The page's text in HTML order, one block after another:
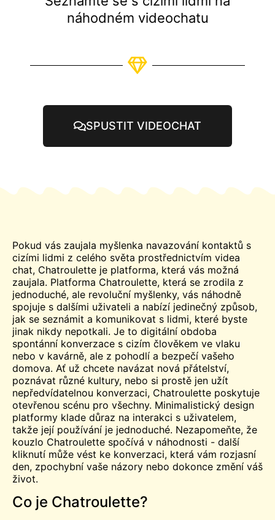
náhodném videochatu
SPUSTIT VIDEOCHAT
Pokud vás zaujala myšlenka navazování kontaktů s
cizími lidmi z celého světa prostřednictvím videa
chat, Chatroulette je platforma, která vás možná
zaujala. Platforma Chatroulette, která se zrodila z
jednoduché, ale revoluční myšlenky, vás náhodně
spojuje s dalšími uživateli a nabízí jedinečný způsob,
jak se seznámit a komunikovat s lidmi, které byste
jinak nikdy nepotkali. Je to digitální obdoba
spontánní konverzace s cizím člověkem ve vlaku
nebo v kavárně, ale z pohodlí a bezpečí vašeho
domova. Ať už chcete navázat nová přátelství,
poznávat různé kultury, nebo si prostě jen užít
nepředvídatelnou konverzaci, Chatroulette poskytuje
otevřenou scénu pro všechny. Minimalistický design
platformy klade důraz na interakci s uživatelem,
takže její používání je jednoduché. Nezapomeňte, že
kouzlo Chatroulette spočívá v náhodnosti - další
kliknutí může vést ke konverzaci, která vám rozjasní
den, zpochybní vaše názory nebo dokonce změní váš
život.
Co je Chatroulette?